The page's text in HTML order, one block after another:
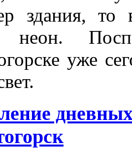
здания,
неон.
уже